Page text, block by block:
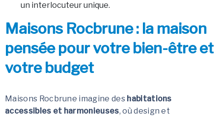
un interlocuteur unique.
Maisons Rocbrune : la maison
pensée pour votre bien-être et
votre budget
Maisons Rocbrune imagine des habitations
accessibles et harmonieuses, où design et